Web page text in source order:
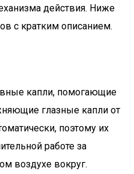
действия. Ниже
с кратким описанием.
капли, помогающие
глазные капли от
поэтому их
работе за
воздухе вокруг.